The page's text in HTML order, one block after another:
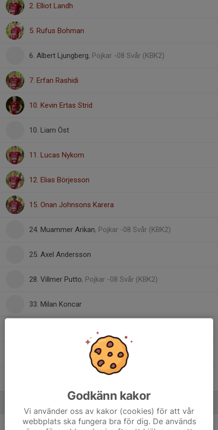
2. Elliot Landh
5. Rufus Bohman
6. Albert Ljungberg, Pojkar -08 Svår (KBK2)
7. Erfan Rashidi
10. Kevin Ertas Strid
10. Liam Öst
11. Lucas Nykom
12. Elias Börjesson
15. Onan Johnsons Karera
24. Muammer Arikan, Pojkar -08 Svår (KBK2)
25. Axel Andersson
28. Villmer Putto, Pojkar -08 Svår (KBK2)
33. Milan Koncar
Ackis TassopoulosHuvudtränare U19
Godkänn kakor
Vi använder oss av kakor (cookies) för att vår
webbplats ska fungera bra för dig. De används